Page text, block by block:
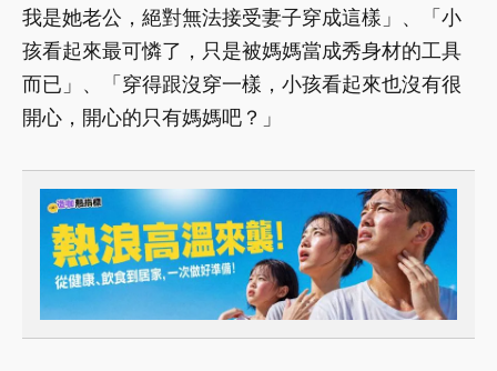
我是她老公，絕對無法接受妻子穿成這樣」、「小
孩看起來最可憐了，只是被媽媽當成秀身材的工具
而已」、「穿得跟沒穿一樣，小孩看起來也沒有很
開心，開心的只有媽媽吧？」